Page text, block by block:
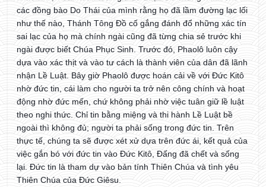
các đồng bào Do Thái của mình rằng họ đã lầm đường lạc lối
như thế nào, Thánh Tông Đồ cố gắng đánh đổ những xác tín
sai lạc của họ mà chính ngài cũng đã từng chia sẻ trước khi
ngài được biết Chúa Phục Sinh. Trước đó, Phaolô luôn cậy
dựa vào xác thịt và vào tư cách là thành viên của dân đã lãnh
nhận Lề Luật. Bây giờ Phaolô được hoán cải về với Đức Kitô
nhờ đức tin, cái làm cho người ta trở nên công chính và hoạt
động nhờ đức mến, chứ không phải nhờ việc tuân giữ lề luật
theo nghi thức. Chỉ tin bằng miệng và thi hành Lề Luật bề
ngoài thì không đủ; người ta phải sống trong đức tin. Trên
thực tế, chúng ta sẽ được xét xử dựa trên đức ái, kết quả của
việc gắn bó với đức tin vào Đức Kitô, Đấng đã chết và sống
lại. Đức tin là tham dự vào bản tính Thiên Chúa và tình yêu
Thiên Chúa của Đức Giêsu.